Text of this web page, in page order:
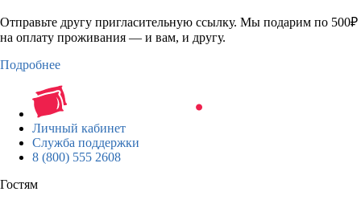
Отправьте другу пригласительную ссылку. Мы подарим по 500₽
на оплату проживания — и вам, и другу.
Подробнее
Личный кабинет
Служба поддержки
8 (800) 555 2608
Гостям